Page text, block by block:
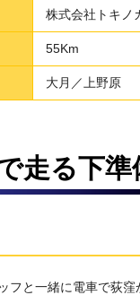
株式会社トキノ
55Km
大月／上野原
走る下
フと一緒に電車で荻